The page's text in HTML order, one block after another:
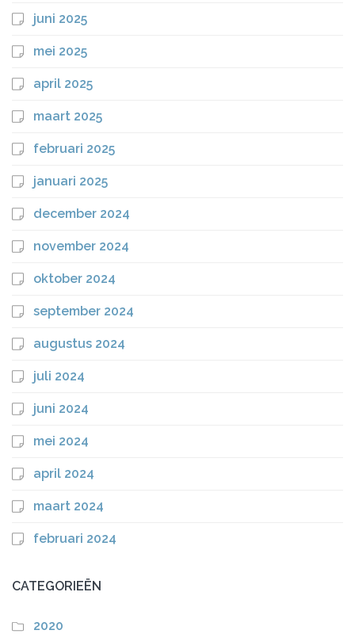
juni 2025
mei 2025
april 2025
maart 2025
februari 2025
januari 2025
december 2024
november 2024
oktober 2024
september 2024
augustus 2024
juli 2024
juni 2024
mei 2024
april 2024
maart 2024
februari 2024
CATEGORIEËN
2020